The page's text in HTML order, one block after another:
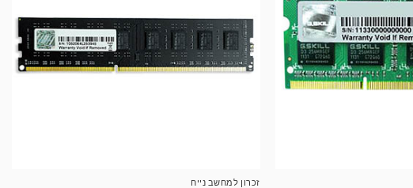
זכרון למחשב נייח